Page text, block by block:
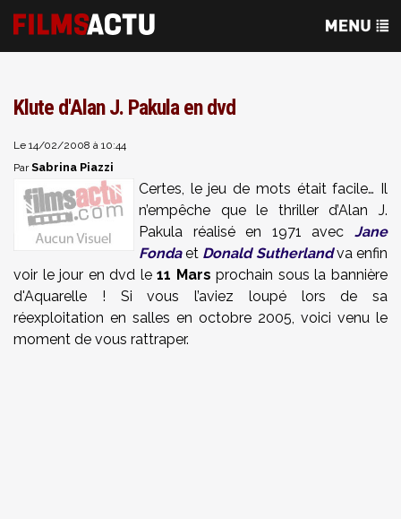
Klute d'Alan J. Pakula en dvd
Le 14/02/2008 à 10:44
ParSabrina Piazzi
Certes, le jeu de mots était facile… Il
n’empêche que le thriller d’Alan J.
Pakula réalisé en 1971 avec Jane
Fondaet Donald Sutherlandva enfin
voir le jour en dvd le11 Mars prochain sous la bannière
d'Aquarelle ! Si vous l’aviez loupé lors de sa
réexploitation en salles en octobre 2005, voici venu le
moment de vous rattraper.